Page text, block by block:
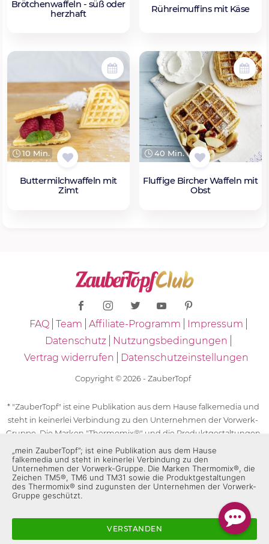
Brötchenwaffeln - süß oder
herzhaft
Rühreimuffins mit Käse
10 Min.
Buttermilchwaffeln mit
Zimt
40 Min.
Fluffige Bircher Waffeln mit
Obst
FAQ Team Affiliate-Programm
Impressum
Datenschutz
Nutzungsbedingungen
Vertrag widerrufen
Datenschutzeinstellungen
Copyright © 2026 - ZauberTopf
* "ZauberTopf" ist eine Publikation aus dem Hause falkemedia und
steht in keinerlei Verbindung zu den Unternehmen der Vorwerk-
Gruppe. Die Marken "Thermomix®" und die Produktgestaltungen
des "Thermomix®" sind eingetragene Marken der Unternehmen
der Vorwerk-Gruppe. Die Marken Thermomix®, die Zeichen TM5®,
TM6 und TM31 sowie die Produktgestaltungen des Thermomix®
sind zugunsten der Unternehmen der Vorwerk-Gruppe
geschützt. Für die Rezeptangaben in "ZauberTopf" ist
„mein ZauberTopf”; ist eine Publikation aus dem Hause
falkemedia und steht in keinerlei Verbindung zu den
Unternehmen der Vorwerk-Gruppe. Die Marken Thermomix®, die
Zeichen TM5®, TM6 und TM31 sowie die Produktgestaltungen
des Thermomix® sind zugunsten der Unternehmen der Vorwerk-
Gruppe geschützt.
VERSTANDEN